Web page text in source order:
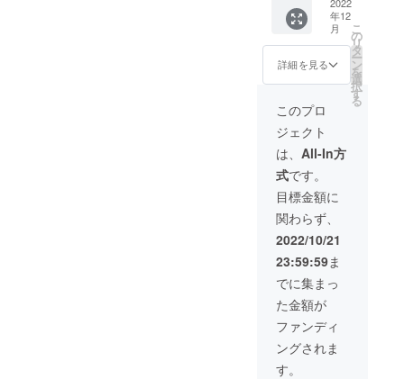
商品展
開を実
現して
いま
す。
EX︎ ソロ
テック
ス︎を使
用して
いるた
め、ポ
リウレ
タンを
使用し
ていな
いにも
関わら
ずしな
やかで
全方向
へのス
トレッ
チ性と
ドライ
協力い
ただき
誠に有
難うご
ざいま
す。 こ
ちらの
パンツ
は、
Kazuの
地元で
ある福
井の企
業と協
業し、
高品
質・高
機能に
こだ
わった
商品展
開を実
現して
いま
す。
年12
月
詳細を見る
こ
の
リ
タ
ー
ン
を
選
択
す
る
このプロ
ジェクト
は、 All-In方
式です。
目標金額に
関わらず、
2022/10/21
23:59:59ま
でに集まっ
た金額が
ファンディ
ングされま
す。